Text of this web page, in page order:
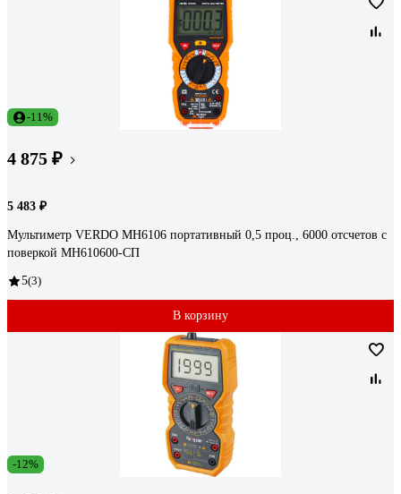
-11%
4 875 ₽
5 483 ₽
Мультиметр VERDO MH6106 портативный 0,5 проц., 6000 отсчетов с
поверкой MH610600-СП
5(3)
В корзину
-12%